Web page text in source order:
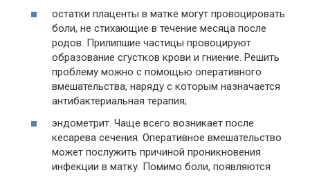
остатки плаценты в матке могут провоцировать
боли, не стихающие в течение месяца после
родов. Прилипшие частицы провоцируют
образование сгустков крови и гниение. Решить
проблему можно с помощью оперативного
вмешательства, наряду с которым назначается
антибактериальная терапия;
эндометрит. Чаще всего возникает после
кесарева сечения. Оперативное вмешательство
может послужить причиной проникновения
инфекции в матку. Помимо боли, появляются